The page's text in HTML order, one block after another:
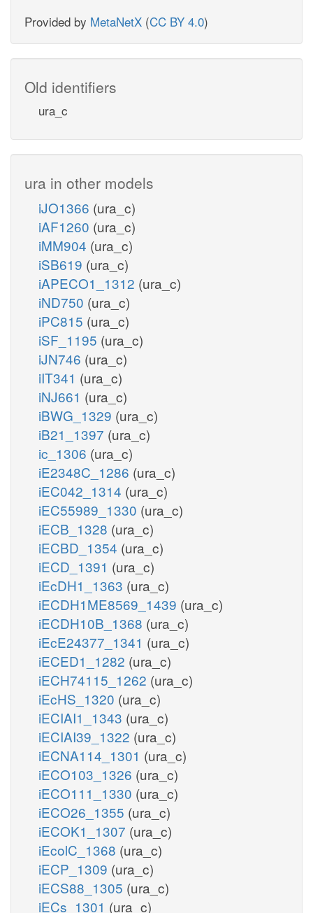
Provided by MetaNetX (CC BY 4.0)
Old identifiers
ura_c
ura in other models
iJO1366 (ura_c)
iAF1260 (ura_c)
iMM904 (ura_c)
iSB619 (ura_c)
iAPECO1_1312 (ura_c)
iND750 (ura_c)
iPC815 (ura_c)
iSF_1195 (ura_c)
iJN746 (ura_c)
iIT341 (ura_c)
iNJ661 (ura_c)
iBWG_1329 (ura_c)
iB21_1397 (ura_c)
ic_1306 (ura_c)
iE2348C_1286 (ura_c)
iEC042_1314 (ura_c)
iEC55989_1330 (ura_c)
iECB_1328 (ura_c)
iECBD_1354 (ura_c)
iECD_1391 (ura_c)
iEcDH1_1363 (ura_c)
iECDH1ME8569_1439 (ura_c)
iECDH10B_1368 (ura_c)
iEcE24377_1341 (ura_c)
iECED1_1282 (ura_c)
iECH74115_1262 (ura_c)
iEcHS_1320 (ura_c)
iECIAI1_1343 (ura_c)
iECIAI39_1322 (ura_c)
iECNA114_1301 (ura_c)
iECO103_1326 (ura_c)
iECO111_1330 (ura_c)
iECO26_1355 (ura_c)
iECOK1_1307 (ura_c)
iEcolC_1368 (ura_c)
iECP_1309 (ura_c)
iECS88_1305 (ura_c)
iECs_1301 (ura_c)